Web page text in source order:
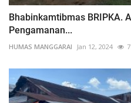
Bhabinkamtibmas BRIPKA.
Pengamanan...
HUMAS MANGGARAI Jan 12, 2024